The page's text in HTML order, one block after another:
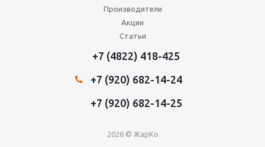
Производители
Акции
Статьи
+7 (4822) 418-425
+7 (920) 682-14-24
+7 (920) 682-14-25
2026 © ЖарКо